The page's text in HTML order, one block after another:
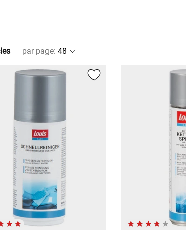
par page: